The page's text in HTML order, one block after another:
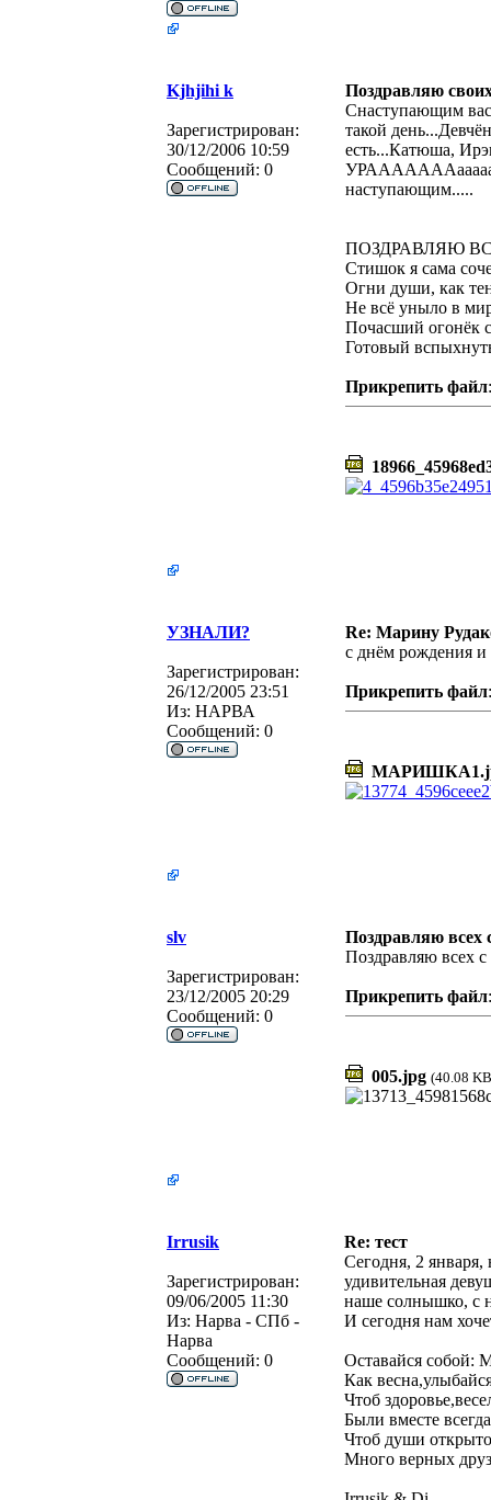
Kjhjihi k Поздравляю
Зарегистрирован:
30/12/2006 10:59
Сообщений: 0
Снаступающим
такой
есть...Катюша,
наступающим.....
ПОЗДРАВЛЯЮ
Стишок я сама
Огни души, как
Не всё уныло в
Почасший огонёк
Готовый
Прикрепить файл:
УЗНАЛИ? Re: Марину
Зарегистрирован:
26/12/2005 23:51
Из: НАРВА
Сообщений: 0
с днём рождения
Прикрепить файл:
slv Поздравляю
Зарегистрирован:
23/12/2005 20:29
Сообщений: 0
Поздравляю всех
Прикрепить файл:
005.jpg (40.08
Irrusik Re: тест
Зарегистрирован:
09/06/2005 11:30
Из: Нарва - СПб -
Нарва
Сообщений: 0
Сегодня, 2 января,
удивительная
наше солнышко, с
И сегодня нам
Оставайся собой:
Как
Чтоб
Были вместе
Чтоб души
Много верных